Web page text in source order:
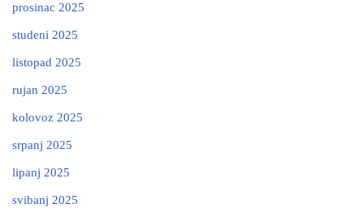
prosinac 2025
studeni 2025
listopad 2025
rujan 2025
kolovoz 2025
srpanj 2025
lipanj 2025
svibanj 2025